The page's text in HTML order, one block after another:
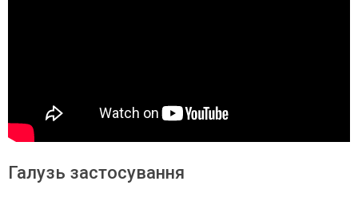
Галузь застосування